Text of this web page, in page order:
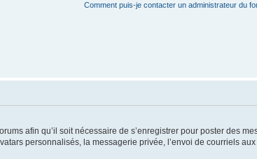
Comment puis-je contacter un administrateur du
afin qu’il soit nécessaire de s’enregistrer pour poster des
personnalisés, la messagerie privée, l’envoi de courriels